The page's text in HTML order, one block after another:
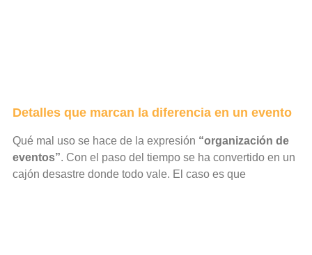
Detalles que marcan la diferencia en un evento
Qué mal uso se hace de la expresión “organización de
eventos”. Con el paso del tiempo se ha convertido en un
cajón desastre donde todo vale. El caso es que